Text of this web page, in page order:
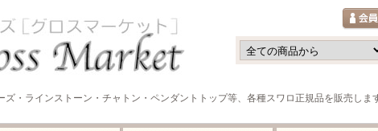
ズ・ラインストーン・チャトン・ペンダントトップ等、各種スワロ正規品を販売しま